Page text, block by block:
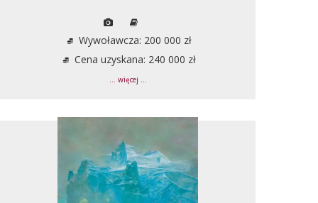
Wywoławcza: 200 000 zł
Cena uzyskana: 240 000 zł
... więcej ...